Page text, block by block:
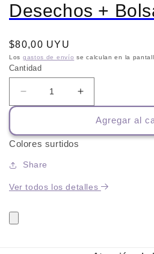
Desechos +
Precio
habitual
$80,00 UYU
Los gastos de envío se calculan en la
Cantidad
Reducir
cantidad
Porta
Bolsa
de
para
Aumentar
cantidad
para
Porta
para
Agregar al
Colores surtidos
Share
Ver todos los detalles